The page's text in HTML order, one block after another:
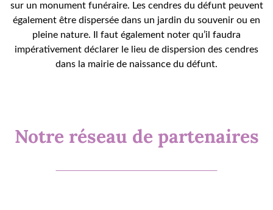
sur un monument funéraire. Les cendres du défunt peuvent
également être dispersée dans un jardin du souvenir ou en
pleine nature. Il faut également noter qu’il faudra
impérativement déclarer le lieu de dispersion des cendres
dans la mairie de naissance du défunt.
Notre réseau de partenaires